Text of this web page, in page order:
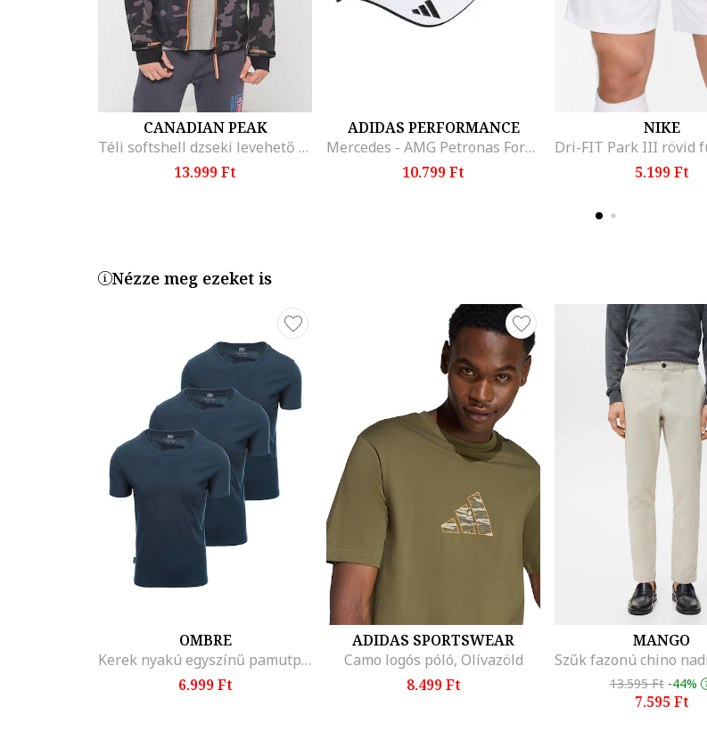
CANADIAN PEAK
Téli softshell dzseki levehető kapucnival, Fekete/Szürke/Narancssárga
13.999 Ft
ADIDAS PERFORMANCE
Mercedes - AMG Petronas Formula 1 Uniszex baseballsapka, Fekete/Fehér
10.799 Ft
NIKE
5.199 Ft
Nézze meg ezeket is
OMBRE
Kerek nyakú egyszínű pamutpóló szett - 3 db, Tengerészkék
6.999 Ft
ADIDAS SPORTSWEAR
Camo logós póló, Olívazöld
8.499 Ft
MANGO
13.595 Ft -44%
7.595 Ft